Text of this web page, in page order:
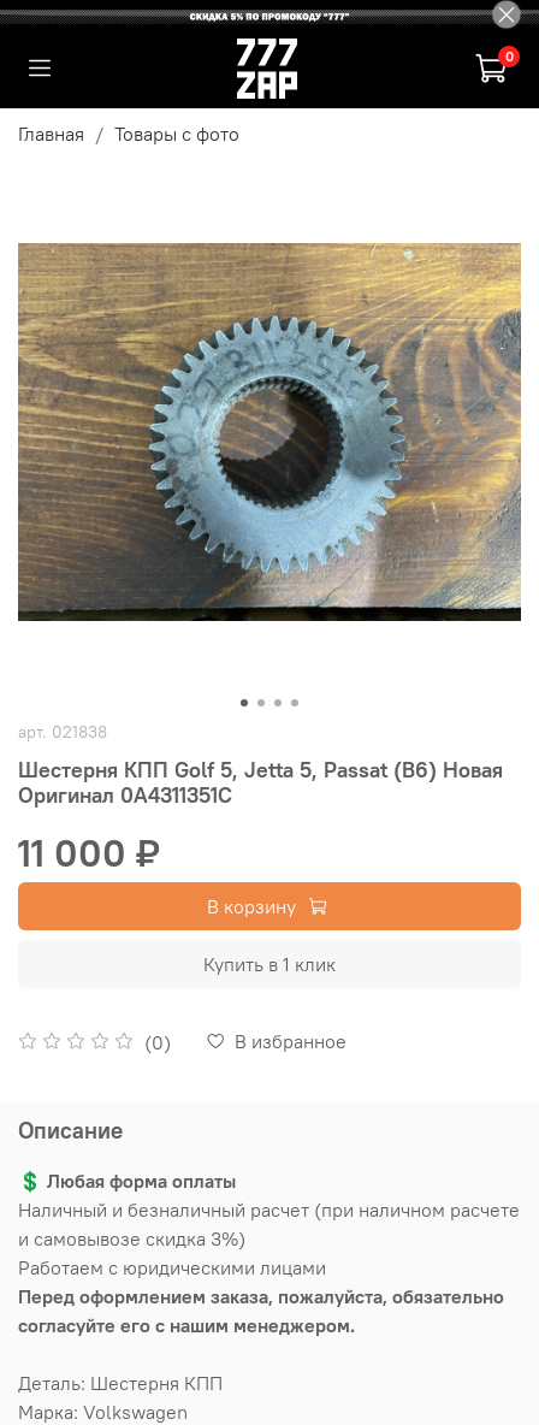
0
Главная Товары с фото
арт. 021838
Шестерня КПП Golf 5, Jetta 5, Passat (B6) Новая
Оригинал 0A4311351C
(0) В избранное
11 000 ₽
В корзину
Купить в 1 клик
Описание
💲 Любая форма оплаты
Наличный и безналичный расчет (при наличном расчете
и самовывозе скидка 3%)
Работаем с юридическими лицами
Перед оформлением заказа, пожалуйста, обязательно
согласуйте его с нашим менеджером.
Деталь: Шестерня КПП
Марка: Volkswagen